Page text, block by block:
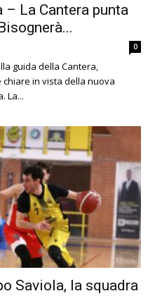
La Cantera punta
0
guida della Cantera,
in vista della nuova
La...
Saviola, la squadra